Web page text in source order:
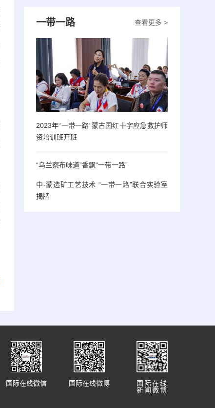
查看更多 >
一带一路
2023年“一带一路”蒙古国红十字应急救护师
资培训班开班
“乌兰察布味道”香飘“一带一路”
中-蒙选矿工艺技术 “一带一路”联合实验室
揭牌
国际在线
新闻微博
国际在线微博
国际在线微信